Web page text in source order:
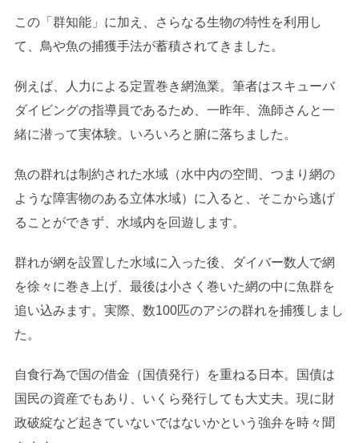
この「群知能」に加え、さらなる生物の特性を利用し
て、鳥や魚の捕獲手法が蓄積されてきました。
例えば、人力による定置巻き網漁業。筆者はスキューバ
ダイビングの指導員であるため、一昨年、漁師さんと一
緒に潜って実体験。いろいろと腑に落ちました。
魚の群れは制約された水域（水中内の空間、つまり網の
ような障害物のある立体水域）に入ると、そこから逃げ
ることができず、水域内を回遊します。
群れが網を設置した水域に入った後、ダイバー数人で網
を徐々に巻き上げ、最後は小さく巻いた網の中に魚群を
追い込みます。実際、数100匹のアジの群れを捕獲しまし
た。
自食行為で国の借金（国債発行）を重ねる日本。国債は
国民の資産でもあり、いくら発行しても大丈夫。現に財
政破綻など起きていないではないかという強弁を時々聞